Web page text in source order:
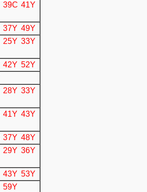
39C 41Y
37Y 49Y
25Y 33Y
42Y 52Y
28Y 33Y
41Y 43Y
37Y 48Y
29Y 36Y
43Y 53Y
59Y